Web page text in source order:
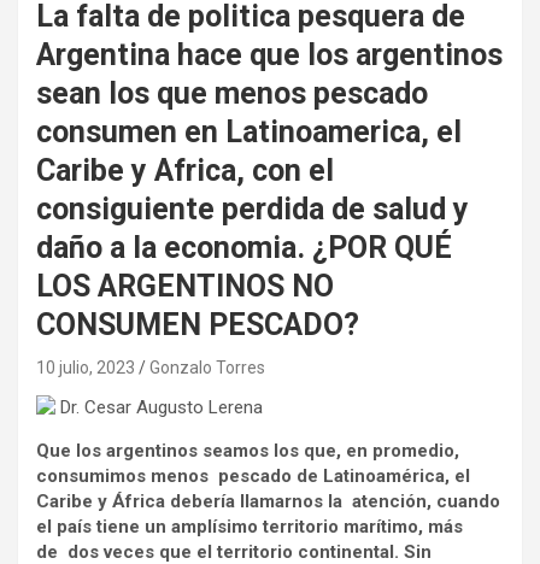
La falta de politica pesquera de
Argentina hace que los argentinos
sean los que menos pescado
consumen en Latinoamerica, el
Caribe y Africa, con el
consiguiente perdida de salud y
daño a la economia. ¿POR QUÉ
LOS ARGENTINOS NO
CONSUMEN PESCADO?
10 julio, 2023 Gonzalo Torres
Dr. Cesar Augusto Lerena
Que los argentinos seamos los que, en promedio,
consumimos menos pescado de Latinoamérica, el
Caribe y África debería llamarnos la atención, cuando
el país tiene un amplísimo territorio marítimo, más
de dos veces que el territorio continental. Sin